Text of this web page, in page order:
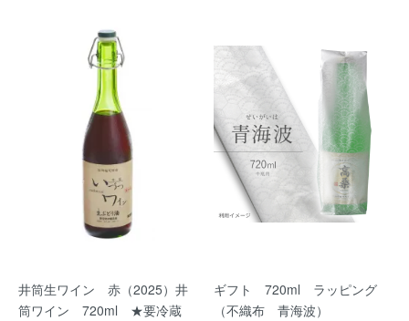
井筒生ワイン 赤（2025）井
筒ワイン 720ml ★要冷蔵
ギフト 720ml ラッピング
（不織布 青海波）